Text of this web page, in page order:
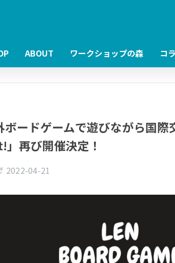
ABOUT ワークショップの森 コ
ボードゲームで遊びながら国
再び開催決定！
2022-04-21